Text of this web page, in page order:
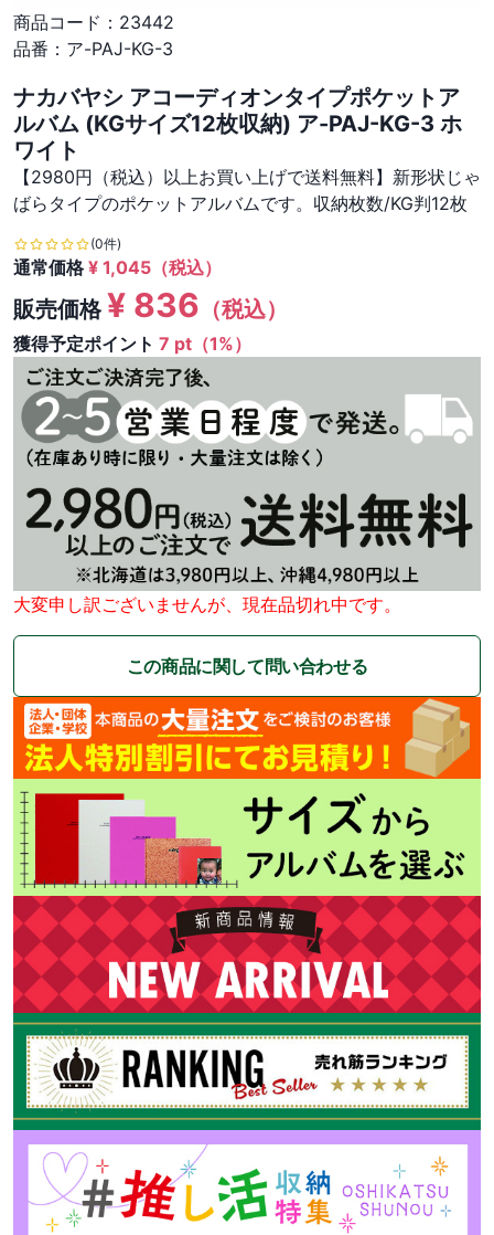
商品コード： 23442
品番： ア-PAJ-KG-3
ナカバヤシ アコーディオンタイプポケットア
ルバム (KGサイズ12枚収納) ア-PAJ-KG-3 ホ
ワイト
【2980円（税込）以上お買い上げで送料無料】新形状じゃ
ばらタイプのポケットアルバムです。収納枚数/KG判12枚
(0件)
通常価格¥ 1,045 （税込）
販売価格¥ 836 （税込）
獲得予定ポイント 7 pt（1%）
大変申し訳ございませんが、現在品切れ中です。
この商品に関して問い合わせる